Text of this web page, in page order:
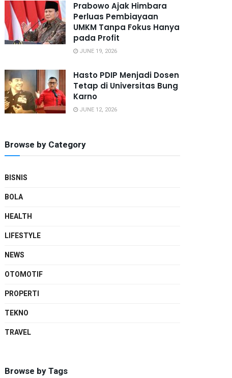
Prabowo Ajak Himbara
Perluas Pembiayaan
UMKM Tanpa Fokus Hanya
pada Profit
JUNE 19, 2026
Hasto PDIP Menjadi Dosen
Tetap di Universitas Bung
Karno
JUNE 12, 2026
Browse by Category
BISNIS
BOLA
HEALTH
LIFESTYLE
NEWS
OTOMOTIF
PROPERTI
TEKNO
TRAVEL
Browse by Tags